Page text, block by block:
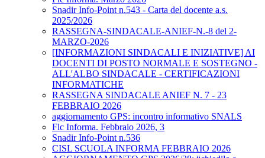
Snadir Info-Point n.543 - Carta del docente a.s.
2025/2026
RASSEGNA-SINDACALE-ANIEF-N.-8 del 2-
MARZO-2026
[INFORMAZIONI SINDACALI E INIZIATIVE] AI
DOCENTI DI POSTO NORMALE E SOSTEGNO -
ALL'ALBO SINDACALE - CERTIFICAZIONI
INFORMATICHE
RASSEGNA SINDACALE ANIEF N. 7 - 23
FEBBRAIO 2026
aggiornamento GPS: incontro informativo SNALS
Flc Informa. Febbraio 2026, 3
Snadir Info-Point n.536
CISL SCUOLA INFORMA FEBBRAIO 2026